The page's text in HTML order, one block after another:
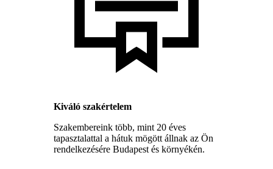
Kiváló szakértelem
Szakembereink több, mint 20 éves
tapasztalattal a hátuk mögött állnak az Ön
rendelkezésére Budapest és környékén.